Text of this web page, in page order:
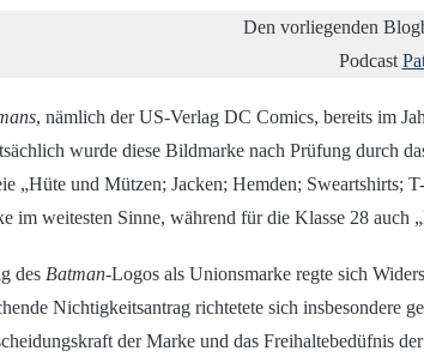
Den vorliegenden
Podcast
, nämlich der US-Verlag DC Comics, bereits im
wurde diese Bildmarke nach Prüfung durch
„Hüte und Mützen; Jacken; Hemden; Sweartshirts;
im weitesten Sinne, während für die Klasse 28 auch
des Batman-Logos als Unionsmarke regte sich
Nichtigkeitsantrag richtetete sich
der Marke und das Freihaltebedüfnis